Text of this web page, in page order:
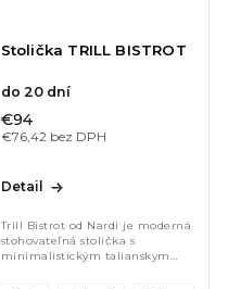
Stolička TRILL BISTROT
do 20 dní
€76,42 bez DPH
€94
Detail
Trill Bistrot od Nardi je moderná
stohovateľná stolička s
minimalistickým talianskym